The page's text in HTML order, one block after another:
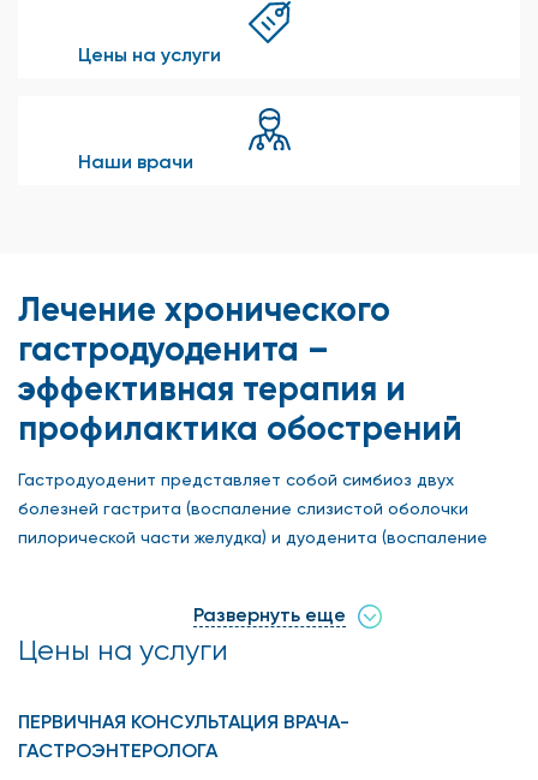
Цены на услуги
Наши врачи
Лечение хронического
гастродуоденита –
эффективная терапия и
профилактика обострений
Гастродуоденит представляет собой симбиоз двух
болезней гастрита (воспаление слизистой оболочки
пилорической части желудка) и дуоденита (воспаление
сменяются стадиями острого обострения.
Основными факторами развития заболевания являются:
кишечные инфекционные заболевания;
несбалансированное питание;
Развернуть еще
Цены на услуги
ПЕРВИЧНАЯ КОНСУЛЬТАЦИЯ ВРАЧА-
ГАСТРОЭНТЕРОЛОГА